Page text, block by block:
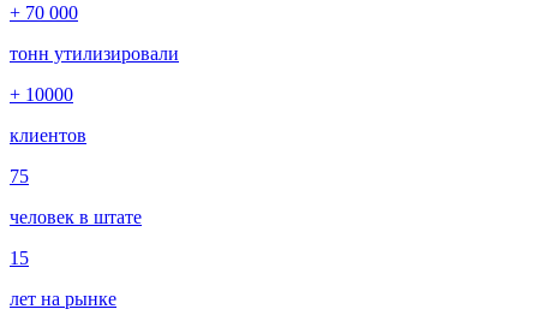
+ 70 000
тонн утилизировали
+ 10000
клиентов
75
человек в штате
15
лет на рынке